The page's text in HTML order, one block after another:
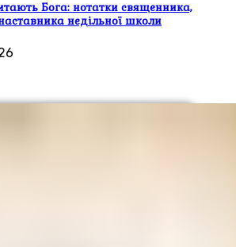
Бога: нотатки священника,
недільної школи